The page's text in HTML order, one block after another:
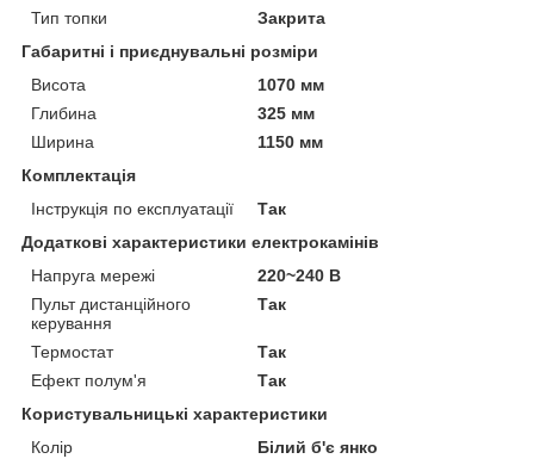
Тип топки
Закрита
Габаритні і приєднувальні розміри
Висота
1070 мм
Глибина
325 мм
Ширина
1150 мм
Комплектація
Інструкція по експлуатації
Так
Додаткові характеристики електрокамінів
Напруга мережі
220~240 В
Пульт дистанційного
керування
Так
Термостат
Так
Ефект полум'я
Так
Користувальницькі характеристики
Колір
Білий б'є янко